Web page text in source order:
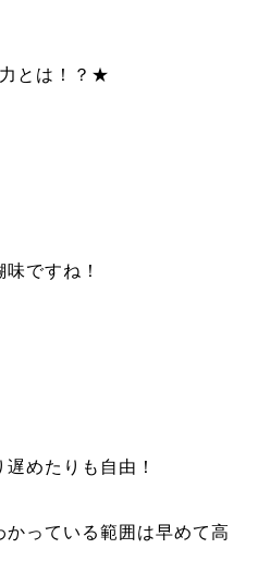
とは！？★
ですね！
めたりも自由！
っている範囲は早めて高